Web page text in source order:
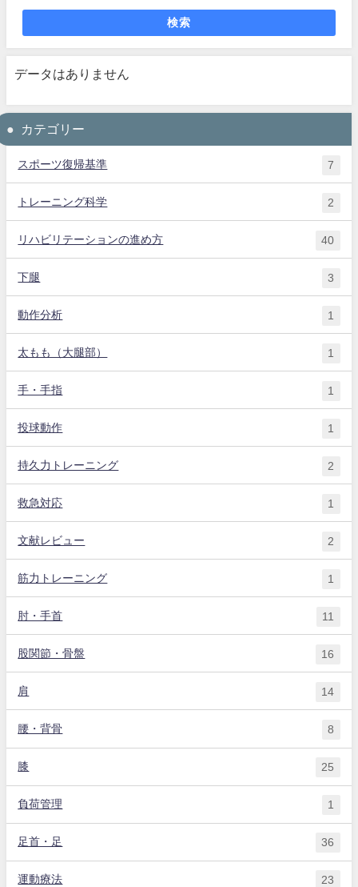
検索
データはありません
カテゴリー
スポーツ復帰基準 7
トレーニング科学 2
リハビリテーションの進め方 40
下腿 3
動作分析 1
太もも（大腿部） 1
手・手指 1
投球動作 1
持久力トレーニング 2
救急対応 1
文献レビュー 2
筋力トレーニング 1
肘・手首 11
股関節・骨盤 16
肩 14
腰・背骨 8
膝 25
負荷管理 1
足首・足 36
運動療法 23